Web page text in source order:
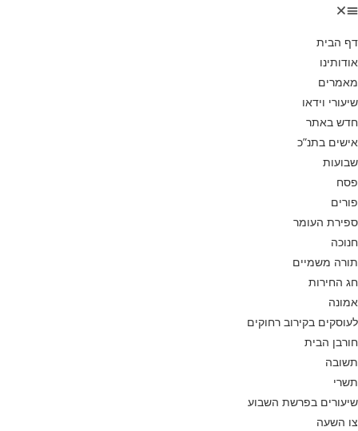
דף הבית
אודותינו
מאמרים
שיעורי וידאו
חדש באתר
אישים בתנ”כ
שבועות
פסח
פורים
ספירת העומר
חנוכה
תורה משמיים
חג החירות
אמונה
לעוסקים בקירוב רחוקים
חורבן הבית
תשובה
תשרי
שיעורים בפרשת השבוע
צו השעה